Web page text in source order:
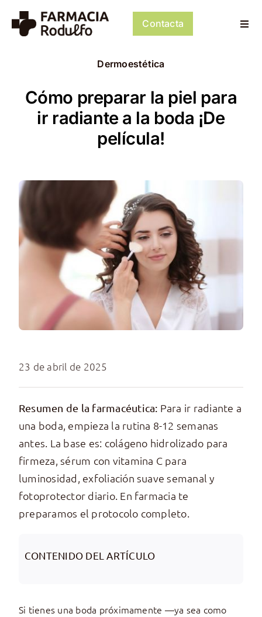
contenido
Psiconeuroinmunología
Dermocosmética
Tienda
Mi cuenta
Contacta
Dermoestética
Cómo preparar la piel para
ir radiante a la boda ¡De
película!
23 de abril de 2025
Resumen de la farmacéutica: Para ir radiante a
una boda, empieza la rutina 8-12 semanas
antes. La base es: colágeno hidrolizado para
firmeza, sérum con vitamina C para
luminosidad, exfoliación suave semanal y
fotoprotector diario. En farmacia te
preparamos el protocolo completo.
CONTENIDO DEL ARTÍCULO
Si tienes una boda próximamente —ya sea como